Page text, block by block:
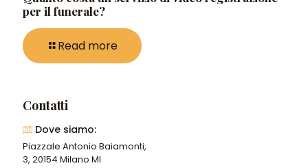
per il funerale?
Read more
Contatti
Dove siamo:
Piazzale Antonio Baiamonti,
3, 20154 Milano MI